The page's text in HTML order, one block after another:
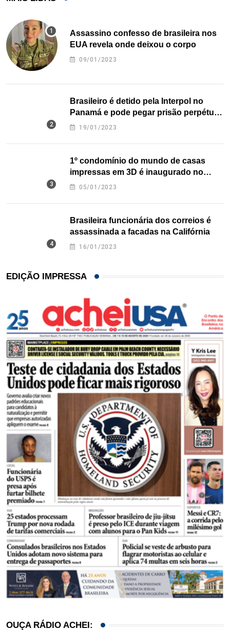
Assassino confesso de brasileira nos
EUA revela onde deixou o corpo
09/01/2023
Brasileiro é detido pela Interpol no
Panamá e pode pegar prisão perpétua
nos EUA
19/01/2023
1º condomínio do mundo de casas
impressas em 3D é inaugurado no
Texas
05/01/2023
Brasileira funcionária dos correios é
assassinada a facadas na Califórnia
16/01/2023
EDIÇÃO IMPRESSA
OUÇA RÁDIO ACHEI: